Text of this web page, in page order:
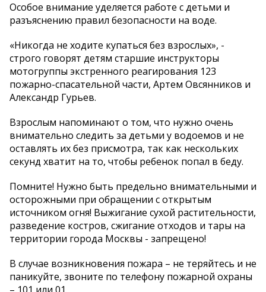
Особое внимание уделяется работе с детьми и
разъяснению правил безопасности на воде.
«Никогда не ходите купаться без взрослых», -
строго говорят детям старшие инструкторы
мотогруппы экстренного реагирования 123
пожарно-спасательной части, Артем Овсянников и
Александр Гурьев.
Взрослым напоминают о том, что нужно очень
внимательно следить за детьми у водоемов и не
оставлять их без присмотра, так как нескольких
секунд хватит на то, чтобы ребенок попал в беду.
Помните! Нужно быть предельно внимательными и
осторожными при обращении с открытым
источником огня! Выжигание сухой растительности,
разведение костров, сжигание отходов и тары на
территории города Москвы - запрещено!
В случае возникновения пожара – не теряйтесь и не
паникуйте, звоните по телефону пожарной охраны